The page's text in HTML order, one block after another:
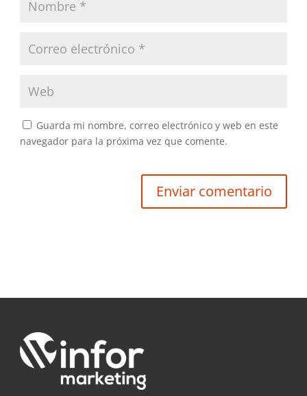
Guarda mi nombre, correo electrónico y web en este
navegador para la próxima vez que comente.
Enviar comentario